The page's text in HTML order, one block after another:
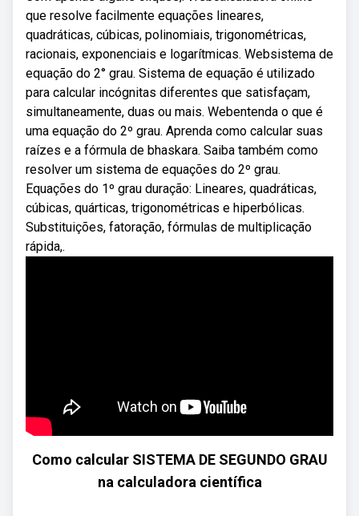
que resolve facilmente equações lineares,
quadráticas, cúbicas, polinomiais, trigonométricas,
racionais, exponenciais e logarítmicas. Websistema de
equação do 2° grau. Sistema de equação é utilizado
para calcular incógnitas diferentes que satisfaçam,
simultaneamente, duas ou mais. Webentenda o que é
uma equação do 2º grau. Aprenda como calcular suas
raízes e a fórmula de bhaskara. Saiba também como
resolver um sistema de equações do 2º grau.
Equações do 1º grau duração: Lineares, quadráticas,
cúbicas, quárticas, trigonométricas e hiperbólicas.
Substituições, fatoração, fórmulas de multiplicação
rápida,.
Como calcular SISTEMA DE SEGUNDO GRAU
na calculadora científica